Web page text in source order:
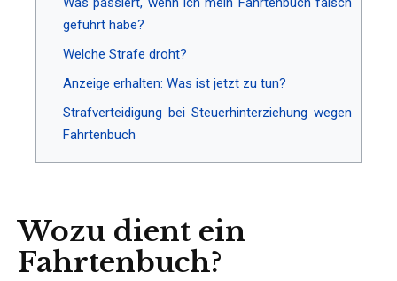
geführt habe?
Welche Strafe droht?
Anzeige erhalten: Was ist jetzt zu tun?
Strafverteidigung bei Steuerhinterziehung wegen
Fahrtenbuch
Wozu dient ein
Fahrtenbuch?